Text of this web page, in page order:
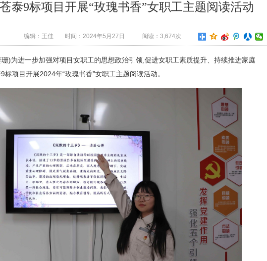
泰9标项目开展“玫瑰书香”女职工主题阅读活动
编辑：王佳 时间：2024年5月27日 阅读：3,674次
)为进一步加强对项目女职工的思想政治引领,促进女职工素质提升、持续推进家庭
项目开展2024年“玫瑰书香”女职工主题阅读活动。